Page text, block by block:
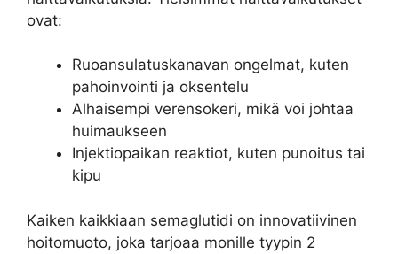
ovat:
Ruoansulatuskanavan ongelmat, kuten
pahoinvointi ja oksentelu
Alhaisempi verensokeri, mikä voi johtaa
huimaukseen
Injektiopaikan reaktiot, kuten punoitus tai
kipu
Kaiken kaikkiaan semaglutidi on innovatiivinen
hoitomuoto, joka tarjoaa monille tyypin 2